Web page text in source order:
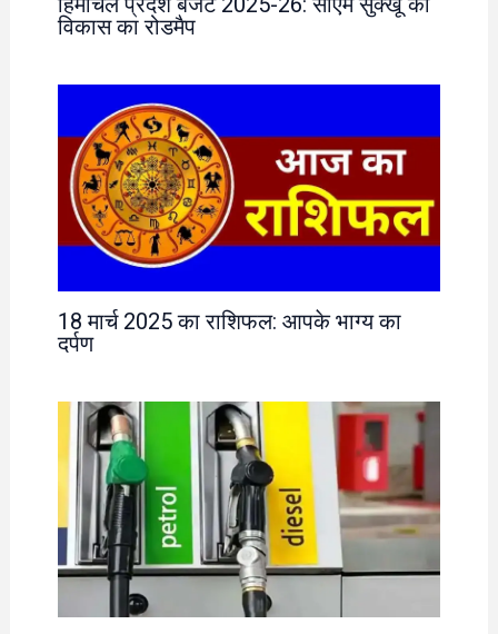
विकास का रोडमैप
18 मार्च 2025 का राशिफल: आपके भाग्य का
दर्पण